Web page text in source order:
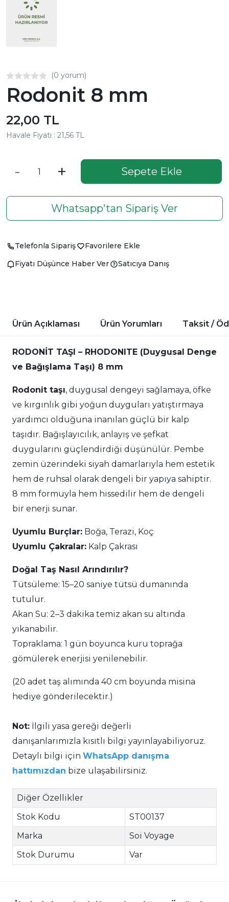
(0 yorum)
Rodonit 8 mm
22,00 TL
Havale Fiyatı : 21,56 TL
- + Sepete Ekle
Whatsapp'tan Sipariş Ver
Telefonla Sipariş
Favorilere Ekle
Fiyatı Düşünce Haber Ver
Satıcıya Danış
Ürün Açıklaması Taksit /
Ürün Yorumları
RODONİT TAŞI – RHODONITE (Duygusal Denge
ve Bağışlama Taşı) 8 mm
Rodonit taşı, duygusal dengeyi sağlamaya, öfke
ve kırgınlık gibi yoğun duyguları yatıştırmaya
yardımcı olduğuna inanılan güçlü bir kalp
taşıdır. Bağışlayıcılık, anlayış ve şefkat
duygularını güçlendirdiği düşünülür. Pembe
zemin üzerindeki siyah damarlarıyla hem estetik
hem de ruhsal olarak dengeli bir yapıya sahiptir.
8 mm formuyla hem hissedilir hem de dengeli
bir enerji sunar.
Uyumlu Burçlar: Boğa, Terazi, Koç
Uyumlu Çakralar: Kalp Çakrası
Doğal Taş Nasıl Arındırılır?
Tütsüleme: 15–20 saniye tütsü dumanında
tutulur.
Akan Su: 2–3 dakika temiz akan su altında
yıkanabilir.
Topraklama: 1 gün boyunca kuru toprağa
gömülerek enerjisi yenilenebilir.
(20 adet taş alımında 40 cm boyunda misina
hediye gönderilecektir.)
Not: İlgili yasa gereği değerli
danışanlarımızla kısıtlı bilgi yayınlayabiliyoruz.
Detaylı bilgi için WhatsApp danışma
hattımızdan bize ulaşabilirsiniz.
Diğer Özellikler
Stok Kodu
ST00137
Marka
Soi Voyage
Stok Durumu
Var